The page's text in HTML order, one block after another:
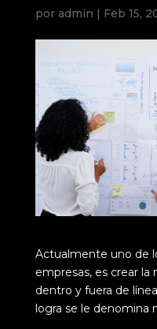
por admin | Feb 15,
Actualmente uno de
empresas, es crear
dentro y fuera de
logra se le denomina